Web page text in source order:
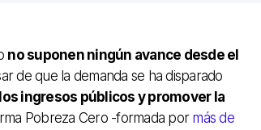
no suponen ningún avance desde el
de que la demanda se ha disparado
ingresos públicos y promover la
Pobreza Cero -formada por más de